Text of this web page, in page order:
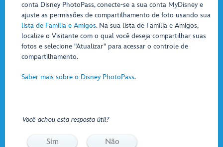
conta Disney PhotoPass, conecte-se a sua conta MyDisney e
ajuste as permissões de compartilhamento de foto usando sua
lista de Família e Amigos. Na sua lista de Família e Amigos,
localize o Visitante com o qual você deseja compartilhar suas
fotos e selecione "Atualizar" para acessar o controle de
compartilhamento.
Saber mais sobre o Disney PhotoPass.
Você achou esta resposta útil?
Sim Não